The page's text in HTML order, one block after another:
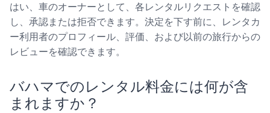
はい、車のオーナーとして、各レンタルリクエストを確認
し、承認または拒否できます。決定を下す前に、レンタカ
ー利用者のプロフィール、評価、および以前の旅行からの
レビューを確認できます。
バハマでのレンタル料金には何が含
まれますか？